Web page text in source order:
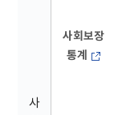
사
사회보장
통계